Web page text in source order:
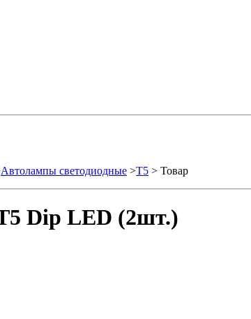
Автолампы светодиодные >T5 > Товар
Dip LED (2шт.)